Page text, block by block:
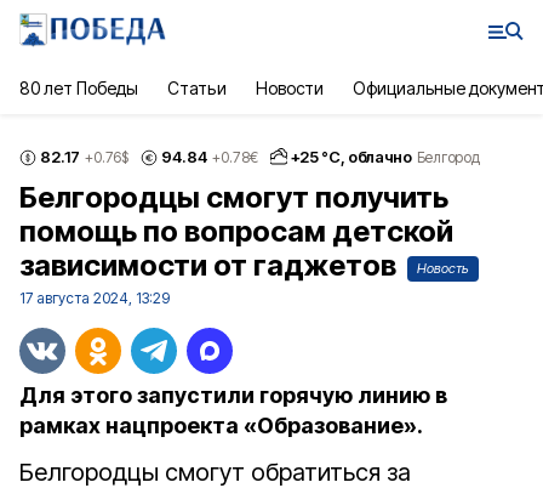
80 лет Победы Статьи Новости Официальные
82.17 +0.76$ 94.84 +0.78€ +25°С, облачно Белгород
Белгородцы смогут получить
помощь по вопросам детской
зависимости от гаджетов
Новость
17 августа 2024, 13:29
Для этого запустили горячую линию в
рамках нацпроекта «Образование».
Белгородцы смогут обратиться за